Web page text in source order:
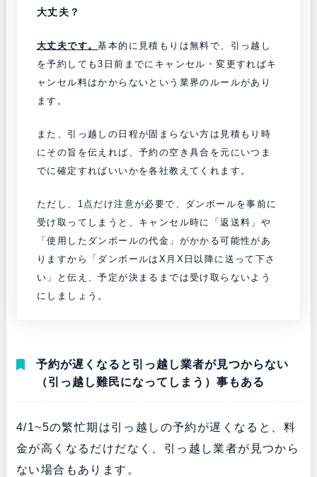
大丈夫？
大丈夫です。基本的に見積もりは無料で、 引っ越し
を予約しても3日前までにキャンセル・変更すればキ
ャンセル料はかからないという業界のルールがあり
ます。
また、引っ越しの日程が固まらない方は見積もり時
にその旨を伝えれば、予約の空き具合を元にいつま
でに確定すればいいかを各社教えてくれます。
ただし、1点だけ注意が必要で、ダンボールを事前に
受け取って しまうと、キャンセル時に「返送料」や
「使用したダンボールの代金」がかかる可能性があ
りますから「ダンボールはX月X日以降に送って下さ
い」と伝え、予定が決まるまでは受け取らないよう
にしましょう。
予約が遅くなると引っ越し業者が見つからない
（引っ越し難民になってしまう）事もある
4/1~5の繁忙期は引っ越しの予約が遅くなると、料
金が高くなるだけだなく、引っ越し業者が見つから
ない場合もあります。